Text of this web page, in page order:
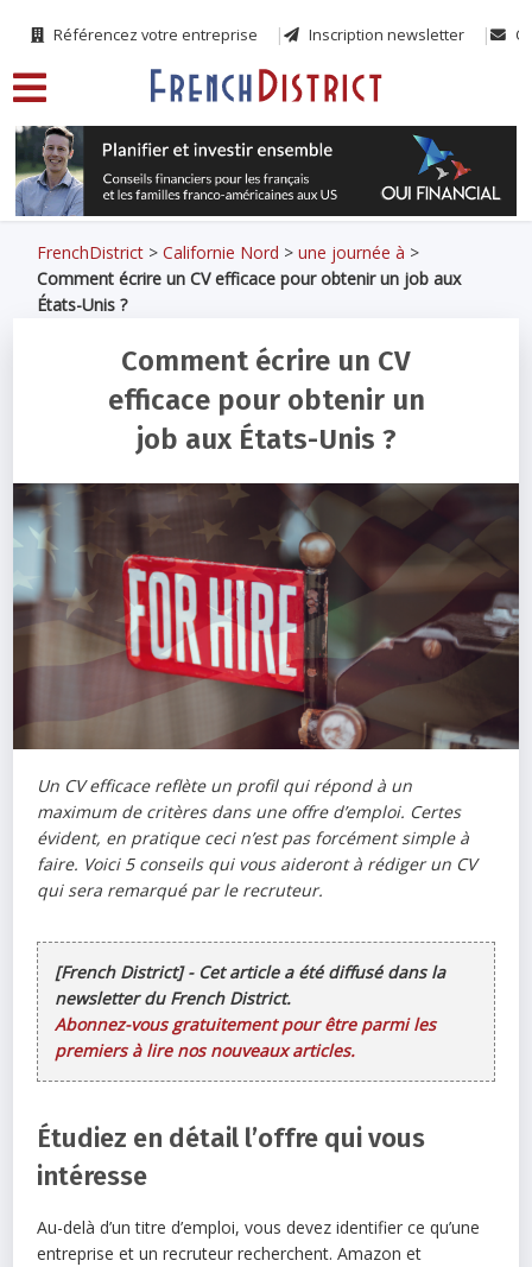
Référencez votre entreprise Inscription newsletter
FrenchDistrict >Californie Nord >une journée à >
Comment écrire un CV efficace pour obtenir un job aux
États-Unis ?
Comment écrire un CV
efficace pour obtenir un
job aux États-Unis ?
Un CV efficace reflète un profil qui répond à un
maximum de critères dans une offre d’emploi. Certes
évident, en pratique ceci n’est pas forcément simple à
faire. Voici 5 conseils qui vous aideront à rédiger un CV
qui sera remarqué par le recruteur.
[French District] - Cet article a été diffusé dans la
newsletter du French District.
Abonnez-vous gratuitement pour être parmi les
premiers à lire nos nouveaux articles.
Étudiez en détail l’offre qui vous
intéresse
Au-delà d’un titre d’emploi, vous devez identifier ce qu’une
entreprise et un recruteur recherchent. Amazon et